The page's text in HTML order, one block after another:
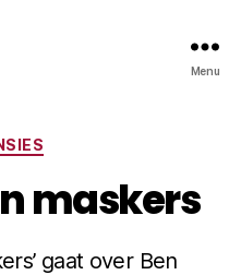
Menu
maskers
gaat over Ben